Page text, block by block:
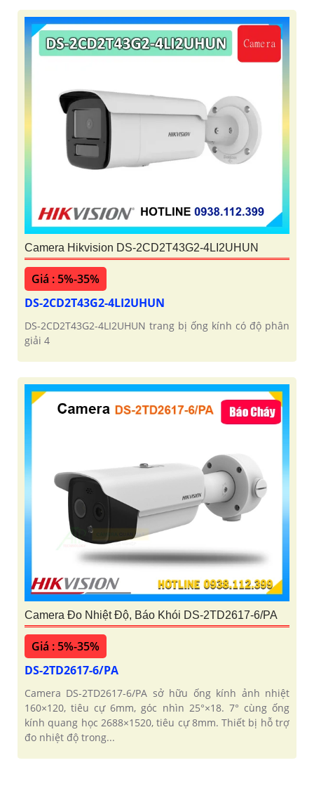
Camera Hikvision DS-2CD2T43G2-4LI2UHUN
Giá : 5%-35%
DS-2CD2T43G2-4LI2UHUN
DS-2CD2T43G2-4LI2UHUN trang bị ống kính có độ phân
giải 4
Camera Đo Nhiệt Độ, Báo Khói DS-2TD2617-6/PA
Giá : 5%-35%
DS-2TD2617-6/PA
Camera DS-2TD2617-6/PA sở hữu ống kính ảnh nhiệt
160×120, tiêu cự 6mm, góc nhìn 25°×18. 7° cùng ống
kính quang học 2688×1520, tiêu cự 8mm. Thiết bị hỗ trợ
đo nhiệt độ trong...